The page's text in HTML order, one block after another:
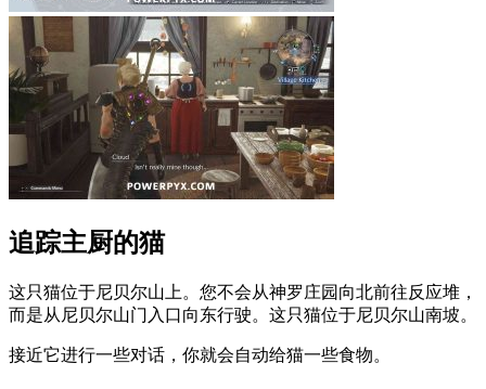
追踪主厨的猫
这只猫位于尼贝尔山上。 您不会从神罗庄园向北前往反应堆，
而是从尼贝尔山门入口向东行驶。 这只猫位于尼贝尔山南坡。
接近它进行一些对话，你就会自动给猫一些食物。